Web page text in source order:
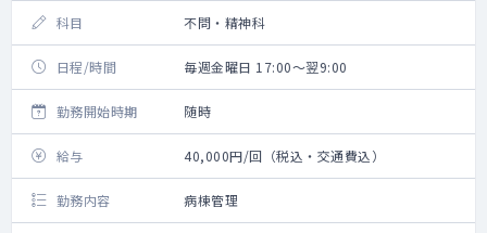
科目 不問・精神科
日程/時間 毎週金曜日 17:00～翌9:00
勤務開始時期 随時
給与 40,000円/回（税込・交通費込）
勤務内容 病棟管理